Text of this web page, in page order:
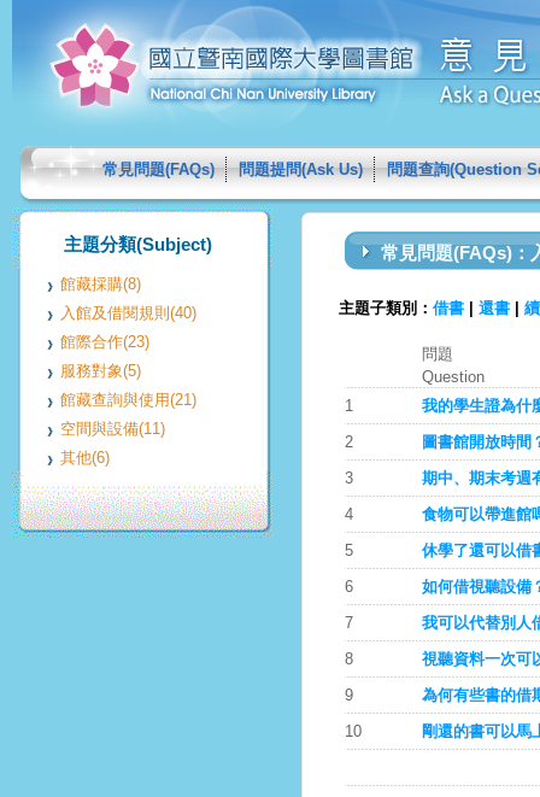
問題查詢(Question
問題提問(Ask Us)
常見問題(FAQs)
主題分類(Subject)
館藏採購(8)
入館及借閱規則(40)
館際合作(23)
服務對象(5)
館藏查詢與使用(21)
空間與設備(11)
其他(6)
常見問題(FAQs)：
主題子類別： 借書| 還書|
問題
Question
1
我的學生證為什
2
圖書館開放時間
3
期中、期末考週
4
食物可以帶進館
5
休學了還可以借
6
如何借視聽設備
7
我可以代替別人
8
視聽資料一次可
9
為何有些書的借
10
剛還的書可以馬